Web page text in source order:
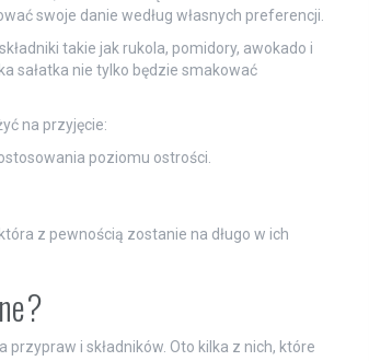
swoje danie według własnych preferencji.
takie jak rukola, pomidory, awokado i
sałatka nie tylko będzie smakować
na przyjęcie:
poziomu ostrości.
z pewnością zostanie na długo w ich
i składników. Oto kilka z nich, które